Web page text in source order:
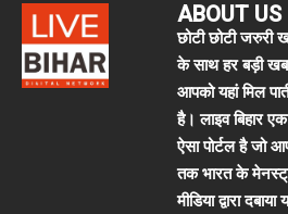
ABOUT US
छोटी छोटी जरुरी
के साथ हर बड़ी
आपको यहां मिल
है। लाइव बिहार एक
ऐसा पोर्टल है जो
तक भारत के
मीडिया द्वारा दबाया